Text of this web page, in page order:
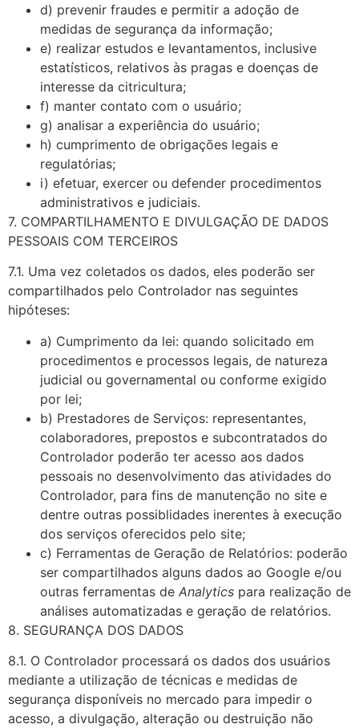
d) prevenir fraudes e permitir a adoção de
medidas de segurança da informação;
e) realizar estudos e levantamentos, inclusive
estatísticos, relativos às pragas e doenças de
interesse da citricultura;
f) manter contato com o usuário;
g) analisar a experiência do usuário;
h) cumprimento de obrigações legais e
regulatórias;
i) efetuar, exercer ou defender procedimentos
administrativos e judiciais.
7. COMPARTILHAMENTO E DIVULGAÇÃO DE DADOS
PESSOAIS COM TERCEIROS
7.1. Uma vez coletados os dados, eles poderão ser
compartilhados pelo Controlador nas seguintes
hipóteses:
a) Cumprimento da lei: quando solicitado em
procedimentos e processos legais, de natureza
judicial ou governamental ou conforme exigido
por lei;
b) Prestadores de Serviços: representantes,
colaboradores, prepostos e subcontratados do
Controlador poderão ter acesso aos dados
pessoais no desenvolvimento das atividades do
Controlador, para fins de manutenção no site e
dentre outras possiblidades inerentes à execução
dos serviços oferecidos pelo site;
c) Ferramentas de Geração de Relatórios: poderão
ser compartilhados alguns dados ao Google e/ou
outras ferramentas de Analytics para realização de
análises automatizadas e geração de relatórios.
8. SEGURANÇA DOS DADOS
8.1. O Controlador processará os dados dos usuários
mediante a utilização de técnicas e medidas de
segurança disponíveis no mercado para impedir o
acesso, a divulgação, alteração ou destruição não